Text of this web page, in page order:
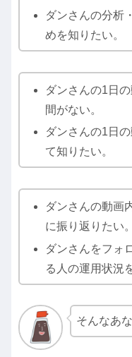
ダンさんの分析
めを知りたい。
ダンさんの1日
間がない。
ダンさんの1日
て知りたい。
ダンさんの動画
に振り返りたい。
ダンさんをフォ
る人の運用状況
そんなあ